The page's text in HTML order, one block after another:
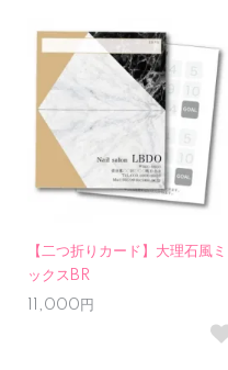
【二つ折りカード】大理石風ミ
ックスBR
11,000円